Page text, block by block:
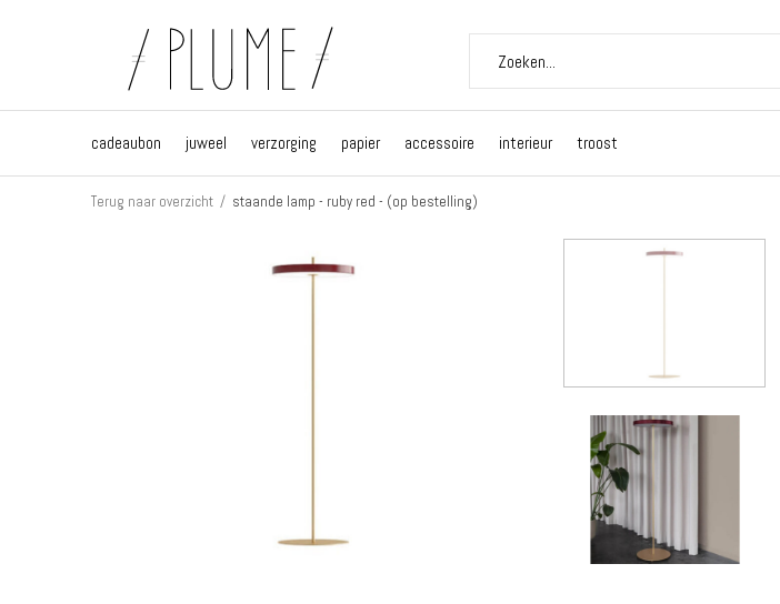
cadeaubon juweel verzorging papier accessoire interieur troost
Terug naar overzicht staande lamp - ruby red - (op bestelling)